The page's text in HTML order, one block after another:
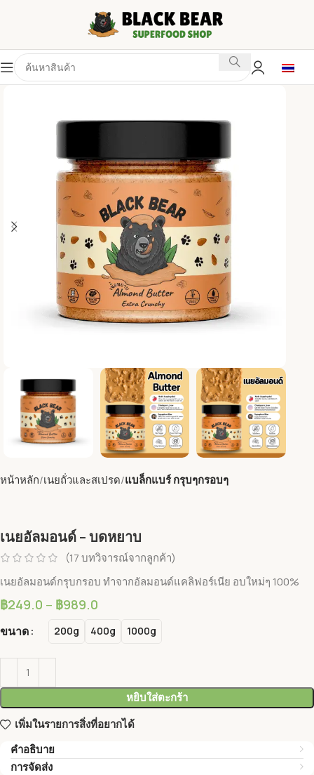
หน้าหลัก เนยถั่วและสเปรด แบล็กแบร์ กรุบๆกรอบๆ
เนยอัลมอนด์ – บดหยาบ
(17บทวิจารณ์จากลูกค้า)
เนยอัลมอนด์กรุบกรอบทำจากอัลมอนด์แคลิฟอร์เนีย อบใหม่ๆ 100%
฿249.0 – ฿989.0
ขนาด 200g 400g 1000g
หยิบใส่ตะกร้า
เพิ่มในรายการสิ่งที่อยากได้
คำอธิบาย
การจัดส่ง